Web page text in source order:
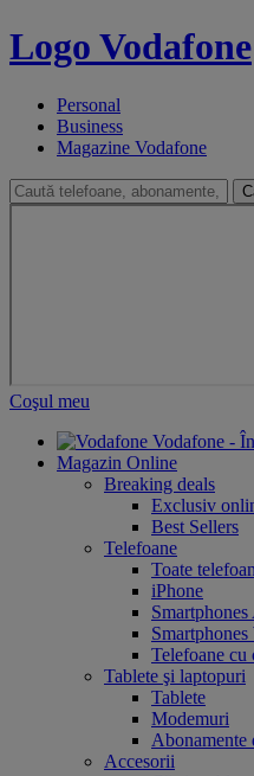
Logo Vodafone
Personal
Business
Magazine Vodafone
Coşul meu
Vodafone -
Magazin Online
Breaking deals
Exclusiv
Best Sellers
Telefoane
Toate
iPhone
Telefoane cu
Tablete şi laptopuri
Tablete
Modemuri
Abonamente
Accesorii